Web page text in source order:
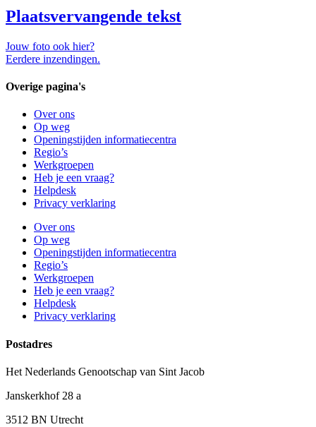
Plaatsvervangende tekst
Jouw foto ook hier?
Eerdere inzendingen.
Overige pagina's
Over ons
Op weg
Openingstijden informatiecentra
Regio’s
Werkgroepen
Heb je een vraag?
Helpdesk
Privacy verklaring
Over ons
Op weg
Openingstijden informatiecentra
Regio’s
Werkgroepen
Heb je een vraag?
Helpdesk
Privacy verklaring
Postadres
Het Nederlands Genootschap van Sint Jacob
Janskerkhof 28 a
3512 BN Utrecht